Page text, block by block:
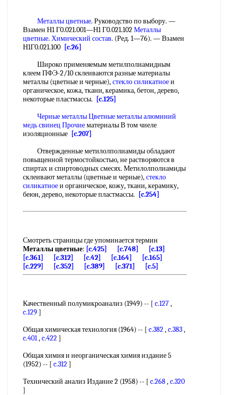
Металлы цветные. Руководство по выбору. —
Взамен Н1 Г0.021.001—Н1 Г0.021.102Металлы
цветные. Химический состав. (Ред. 1—76). — Взамен
Н1Г0.021.100 [c.26]
Широко применяемым метилполиамидным
клеем ПФЭ-2/10 склеиваются разные материалы
металлы (цветные и черные),стекло силикатноеи
органическое, кожа, ткани, керамика, бетон, дерево,
некоторые пластмассы.
[c.125]
Черные металлы Цветные металлыалюминий
медьсвинец Прочиематериалы В том чиеле
изоляционные [c.207]
Отвержденные метилолполиамиды обладают
повыщенной термостойкостью, не растворяются в
спиртах и спиртоводных смесях. Метилолполиамиды
склеивают металлы (цветные и черные),стекло
силикатноеи органическое, кожу, ткани, керамику,
беюн, дерево, некоторые пластмассы.
[c.254]
Смотреть страницы где упоминается термин
Металлы цветные: [c.425] [c.748]
[c.13]
[c.361]
[c.312] [c.42] [c.164]
[c.165]
[c.229]
[c.352] [c.389] [c.371] [c.5]
Качественный полумикроанализ (1949) -- [ c.127,
c.129]
Общая химическая технология (1964) -- [ c.382,c.383,
c.401,c.422]
Общая химия и неорганическая химия издание 5
(1952) -- [ c.312]
Технический анализ Издание 2 (1958) -- [ c.268,c.320
]